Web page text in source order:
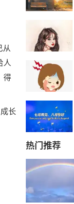
从
人
得
长
热门推荐